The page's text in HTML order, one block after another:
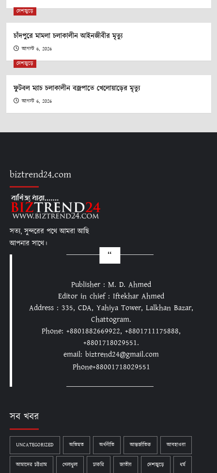
দেশজুড়ে
চাঁদপুরে মামলা চলাকালীন আইনজীবীর মৃত্যু
আগস্ট 6, 2026
দেশজুড়ে
ফুটবল ম্যাচ চলাকালীন বজ্রপাতে খেলোয়াড়ের মৃত্যু
আগস্ট 6, 2026
biztrend24.com
সত্য, সুন্দরের পথে আমরা আছি
আপনার সাথে।
Publisher : M. D. Ahmed
Editor in chief : Iftekhar Ahmed
Address : 335, CDA, Yahiya Tower, Lalkhan Bazar,
Chattogram.
Phone: +8801882669922, +8801711175888,
+8801718029551.
email: biztrend24@gmail.com
Phone+88001718029551
সব খবর
UNCATEGORIZED অভিমত অর্থনীতি আন্তর্জাতিক আবহাওয়া
আমাদের চট্টগ্রাম খেলাধুলা চাকরি জাতীয় দেশজুড়ে ধর্ম